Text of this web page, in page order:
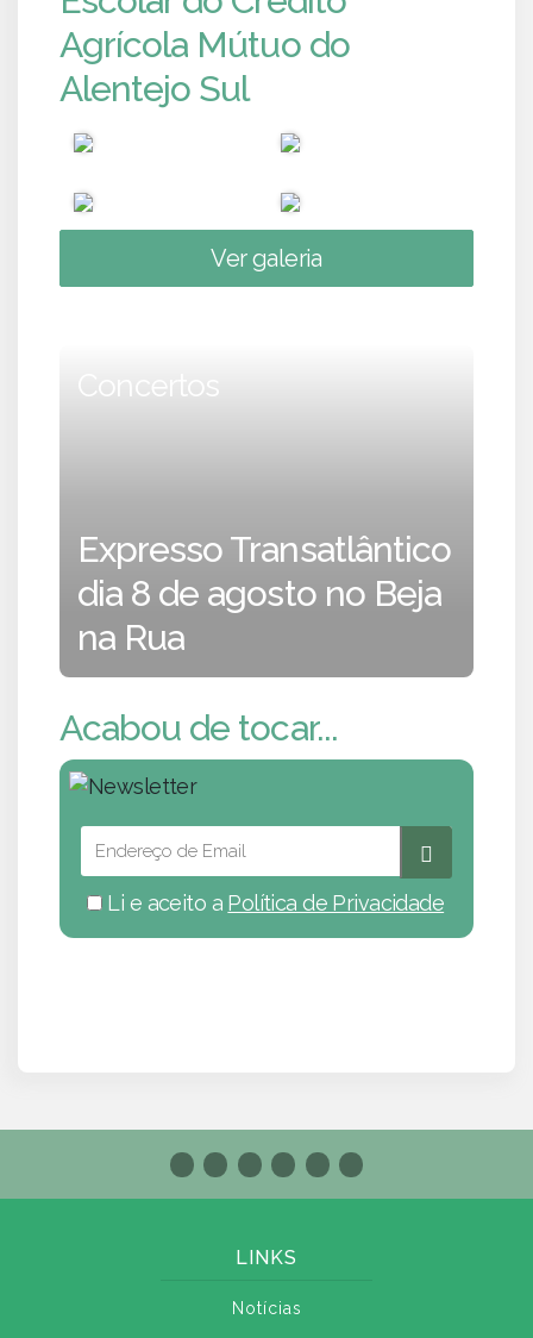
Agrícola Mútuo do
Alentejo Sul
Ver galeria
Concertos
Expresso Transatlântico
dia 8 de agosto no Beja
na Rua
Acabou de tocar...
Li e aceito a Política de Privacidade
LINKS
Notícias